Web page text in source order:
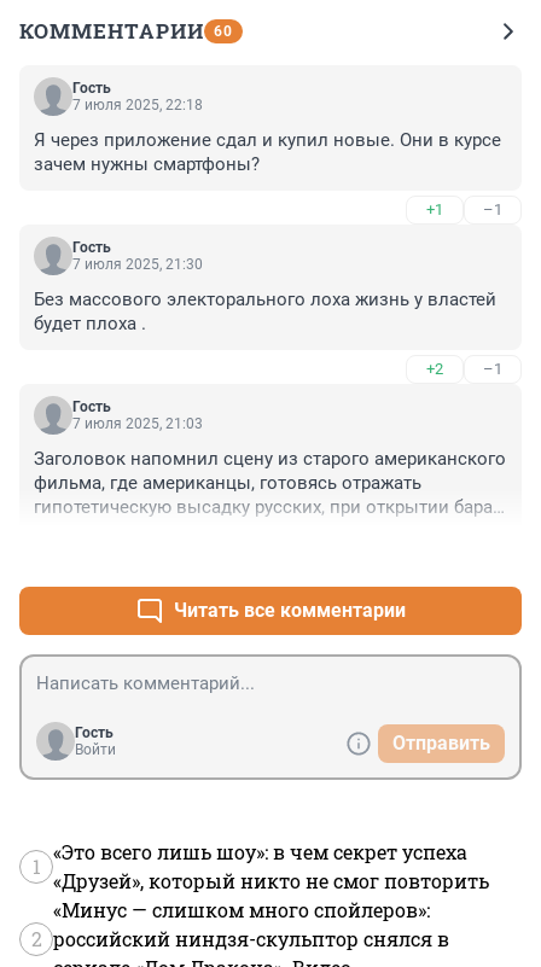
КОММЕНТАРИИ 60
Гость
7 июля 2025, 22:18
Я через приложение сдал и купил новые. Они в курсе
зачем нужны смартфоны?
+1 –1
Гость
7 июля 2025, 21:30
Без массового электорального лоха жизнь у властей
будет плоха .
+2 –1
Гость
7 июля 2025, 21:03
Заголовок напомнил сцену из старого американского
фильма, где американцы, готовясь отражать
гипотетическую высадку русских, при открытии бара
Читать все комментарии
Гость
Войти
Отправить
1
«Это всего лишь шоу»: в чем секрет успеха
«Друзей», который никто не смог повторить
2
«Минус — слишком много спойлеров»:
российский ниндзя-скульптор снялся в